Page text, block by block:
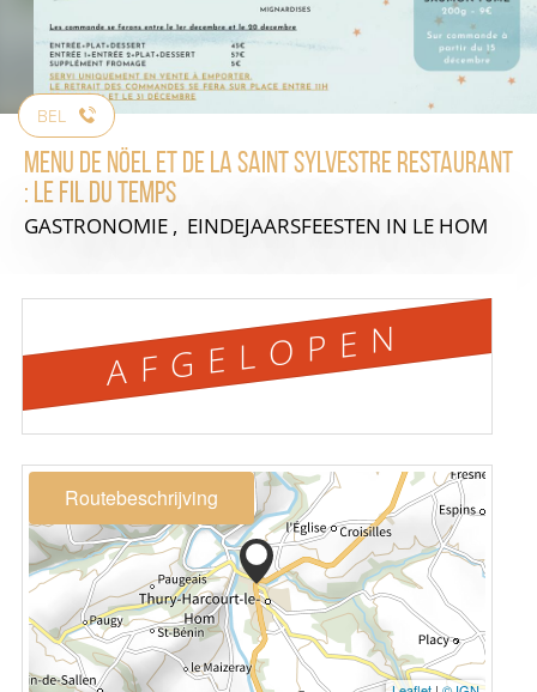
BEL
Menu de Nöel et de la Saint Sylvestre restaurant
: le Fil du temps
GASTRONOMIE , EINDEJAARSFEESTEN IN LE HOM
AFGELOPEN
Routebeschrijving